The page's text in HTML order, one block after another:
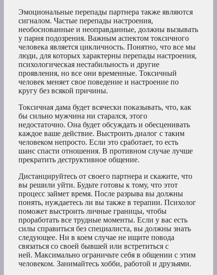
Эмоциональные перепады партнера также являются
сигналом. Частые перепады настроения,
необоснованные и неоправданные, должны вызывать
у парня подозрения. Важным аспектом токсичного
человека является цикличность. Понятно, что все мы
люди, для которых характерны перепады настроения,
психологическая нестабильность и другие
проявления, но все они временные. Токсичный
человек меняет свое поведение и настроение по
кругу без всякой причины.
Токсичная дама будет всячески показывать, что, как
бы сильно мужчина ни старался, этого
недостаточно. Она будет обсуждать и обесценивать
каждое ваше действие. Выстроить диалог с таким
человеком непросто. Если это сработает, то есть
шанс спасти отношения. В противном случае лучше
прекратить деструктивное общение.
Дистанцируйтесь от своего партнера и скажите, что
вы решили уйти. Будьте готовы к тому, что этот
процесс займет время. После разрыва вы должны
понять, нуждаетесь ли вы также в терапии. Психолог
поможет выстроить личные границы, чтобы
проработать все трудные моменты. Если у вас есть
силы справиться без специалиста, вы должны знать
следующее. Ни в коем случае не ищите повода
связаться со своей бывшей или встретиться с
ней. Максимально ограничьте себя в общении с этим
человеком. Занимайтесь хобби, работой и друзьями.